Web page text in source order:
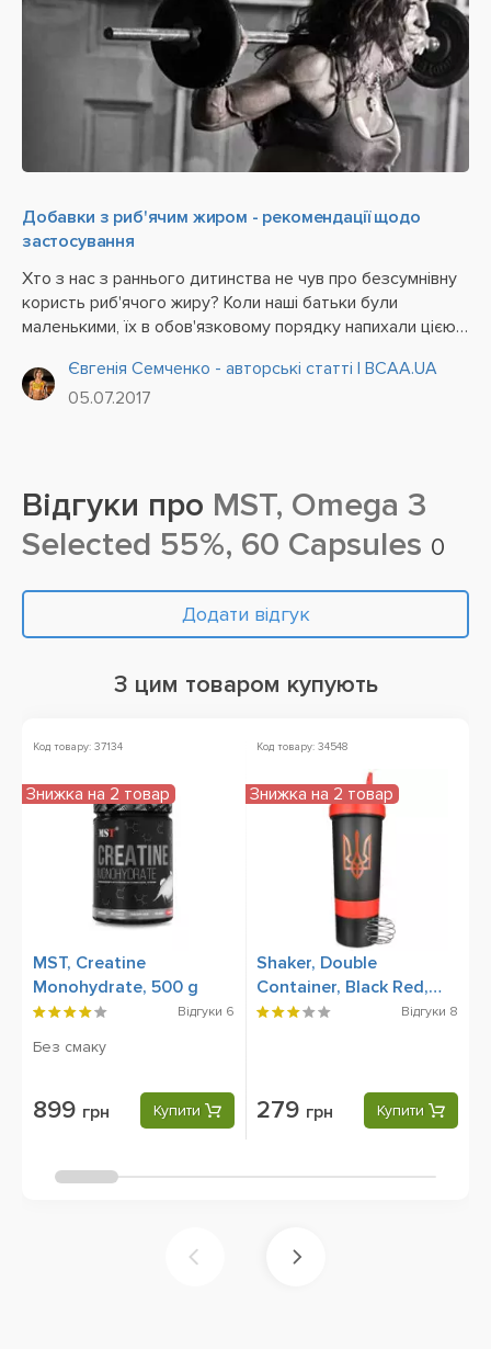
Добавки з риб'ячим жиром - рекомендації щодо
застосування
Хто з нас з раннього дитинства не чув про безсумнівну
користь риб'ячого жиру? Коли наші батьки були
маленькими, їх в обов'язковому порядку напихали цією
щастя для нас, сьогодні нам немає потреби
замружуватися і...
Євгенія Семченко - авторські статті | BCAA.UA
05.07.2017
Відгуки про MST, Omega 3
Selected 55%, 60 Capsules 0
Додати відгук
З цим товаром купують
Код товару: 37134
MST, Creatine
Monohydrate, 500 g
Відгуки 6
Без смаку
899 грн Купити
Знижка на 2 товар
Код товару: 34548
Shaker, Double
Container, Black Red,
600 ml
Відгуки 8
279 грн Купити
Знижка на 2 товар